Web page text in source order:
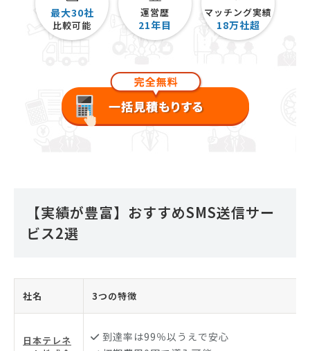
最大30社
比較可能
運営歴
21年目
マッチング実績
18万社超
【実績が豊富】おすすめSMS送信サー
ビス2選
社名 3つの特徴
日本テレネ
到達率は99％以うえで安心